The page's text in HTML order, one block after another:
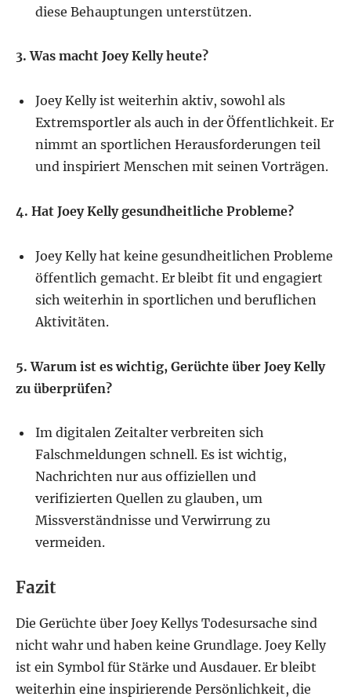
diese Behauptungen unterstützen.
3. Was macht Joey Kelly heute?
Joey Kelly ist weiterhin aktiv, sowohl als
Extremsportler als auch in der Öffentlichkeit. Er
nimmt an sportlichen Herausforderungen teil
und inspiriert Menschen mit seinen Vorträgen.
4. Hat Joey Kelly gesundheitliche Probleme?
Joey Kelly hat keine gesundheitlichen Probleme
öffentlich gemacht. Er bleibt fit und engagiert
sich weiterhin in sportlichen und beruflichen
Aktivitäten.
5. Warum ist es wichtig, Gerüchte über Joey Kelly
zu überprüfen?
Im digitalen Zeitalter verbreiten sich
Falschmeldungen schnell. Es ist wichtig,
Nachrichten nur aus offiziellen und
verifizierten Quellen zu glauben, um
Missverständnisse und Verwirrung zu
vermeiden.
Fazit
Die Gerüchte über Joey Kellys Todesursache sind
nicht wahr und haben keine Grundlage. Joey Kelly
ist ein Symbol für Stärke und Ausdauer. Er bleibt
weiterhin eine inspirierende Persönlichkeit, die